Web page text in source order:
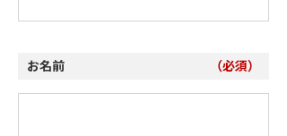
お名前 （必須）